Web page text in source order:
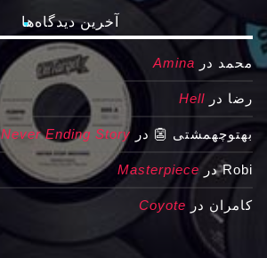
آخرین دیدگاه‌ها
محمد در Amina
رضا در Hell
بهتوچهمشتی 👺 در Never Ending Story
Robiدر Masterpiece
کامران در Coyote